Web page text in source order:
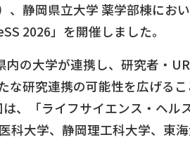
、静岡県立大学 薬学部棟にお
2026」を開催しました。
内の大学が連携し、研究者・
な研究連携の可能性を広げる
、「ライフサイエンス・ヘル
科大学、静岡理工科大学、東